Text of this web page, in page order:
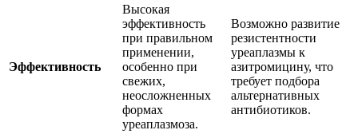
Эффективность
Высокая
эффективность
при правильном
применении,
особенно при
свежих,
неосложненных
формах
уреаплазмоза.
Возможно развитие
резистентности
уреаплазмы к
азитромицину, что
требует подбора
альтернативных
антибиотиков.